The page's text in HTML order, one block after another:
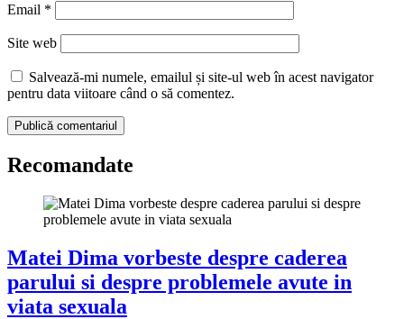
Email *
Site web
Salvează-mi numele, emailul și site-ul web în acest navigator
pentru data viitoare când o să comentez.
Recomandate
Matei Dima vorbeste despre caderea
parului si despre problemele avute in
viata sexuala